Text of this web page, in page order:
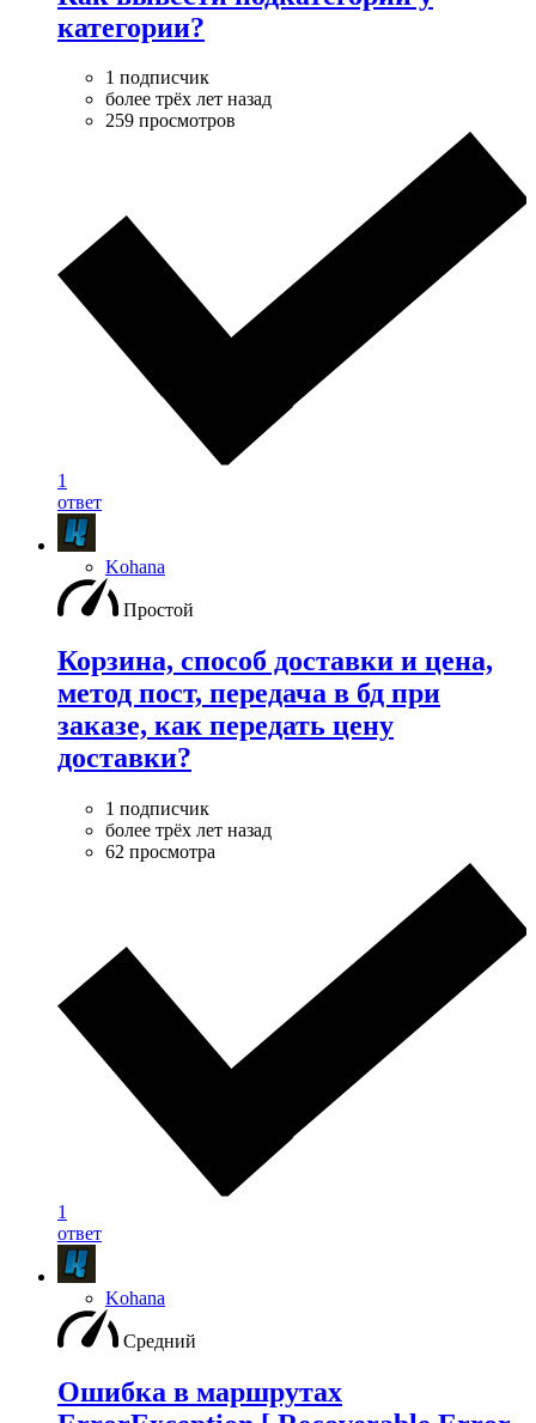
категории?
1 подписчик
более трёх лет назад
259 просмотров
1
ответ
Kohana
Простой
Корзина, способ доставки и цена,
метод пост, передача в бд при
заказе, как передать цену
доставки?
1 подписчик
более трёх лет назад
62 просмотра
1
ответ
Kohana
Средний
Ошибка в маршрутах